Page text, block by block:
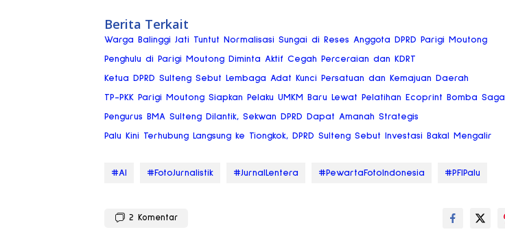
Berita Terkait
Warga Balinggi Jati Tuntut Normalisasi Sungai di Reses Anggota DPRD Parigi Moutong
Penghulu di Parigi Moutong Diminta Aktif Cegah Perceraian dan KDRT
Ketua DPRD Sulteng Sebut Lembaga Adat Kunci Persatuan dan Kemajuan Daerah
TP-PKK Parigi Moutong Siapkan Pelaku UMKM Baru Lewat Pelatihan Ecoprint Bomba Saga
Pengurus BMA Sulteng Dilantik, Sekwan DPRD Dapat Amanah Strategis
Palu Kini Terhubung Langsung ke Tiongkok, DPRD Sulteng Sebut Investasi Bakal Mengalir
#AI #FotoJurnalistik #JurnalLentera #PewartaFotoIndonesia #PFIPalu
2 Komentar